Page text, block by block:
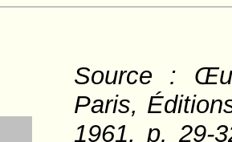
Source :
Paris,
1961, p. 29-